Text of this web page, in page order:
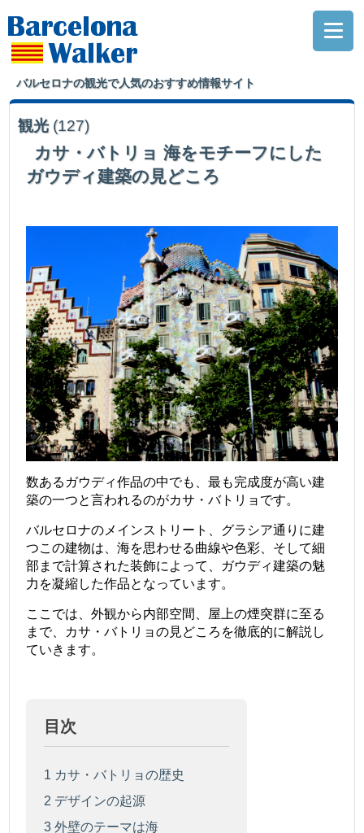
バルセロナの観光で人気のおすすめ情報サイト
観光 (127)
カサ・バトリョ 海をモチーフにした
ガウディ建築の見どころ
数あるガウディ作品の中でも、最も完成度が高い建
築の一つと言われるのがカサ・バトリョです。
バルセロナのメインストリート、グラシア通りに建
つこの建物は、海を思わせる曲線や色彩、そして細
部まで計算された装飾によって、ガウディ建築の魅
力を凝縮した作品となっています。
ここでは、外観から内部空間、屋上の煙突群に至る
まで、カサ・バトリョの見どころを徹底的に解説し
ていきます。
目次
1 カサ・バトリョの歴史
2 デザインの起源
3 外壁のテーマは海